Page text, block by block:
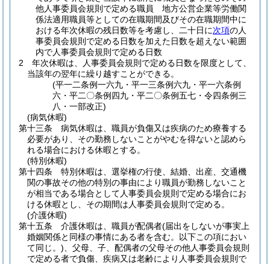
他人事委員会規則で定める職員 地方公営企業等労働関
係法適用職員等としての在職期間及びその在職期間中に
おける年次休暇の残日数等を考慮し、二十日に次項の人
事委員会規則で定める日数を加えた日数を超えない範囲
内で人事委員会規則で定める日数
2
年次休暇は、人事委員会規則で定める日数を限度として、
当該年の翌年に繰り越すことができる。
(平一二条例一六九・平一三条例六九・平一六条例
六・平二〇条例四九・平二〇条例五七・令四条例三
八・一部改正)
(病気休暇)
第十三条
病気休暇は、職員が負傷又は疾病のため療養する
必要があり、その勤務しないことがやむを得ないと認めら
れる場合における休暇とする。
(特別休暇)
第十四条
特別休暇は、選挙権の行使、結婚、出産、交通機
関の事故その他の特別の事由により職員が勤務しないこと
が相当である場合として人事委員会規則で定める場合にお
ける休暇とし、その期間は人事委員会規則で定める。
(介護休暇)
第十五条
介護休暇は、職員が配偶者(届出をしないが事実上
婚姻関係と同様の事情にある者を含む。以下この項におい
て同じ。) 、父母、子、配偶者の父母その他人事委員会規則
で定める者で負傷、疾病又は老齢により人事委員会規則で